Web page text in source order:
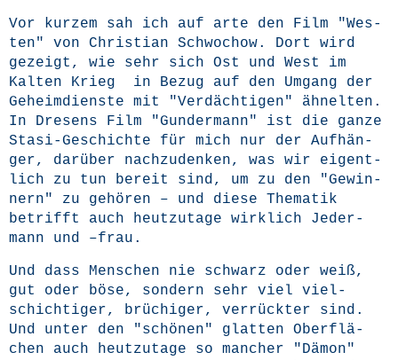
Vor kur­zem sah ich auf arte den Film "Wes­
ten" von Chris­ti­an Schwo­chow. Dort wird
gezeigt, wie sehr sich Ost und West im
Kal­ten Krieg in Bezug auf den Umgang der
Geheim­diens­te mit "Ver­däch­ti­gen" ähnel­ten.
In Dre­sens Film "Gun­der­mann" ist die gan­ze
Sta­si-Geschich­te für mich nur der Auf­hän­
ger, dar­über nach­zu­den­ken, was wir eigent­
lich zu tun bereit sind, um zu den "Gewin­
nern" zu gehö­ren – und die­se The­ma­tik
betrifft auch heut­zu­ta­ge wirk­lich Jeder­
mann und –frau.
Und dass Men­schen nie schwarz oder weiß,
gut oder böse, son­dern sehr viel viel­
schich­ti­ger, brü­chi­ger, ver­rück­ter sind.
Und unter den "schö­nen" glat­ten Ober­flä­
chen auch heut­zu­ta­ge so man­cher "Dämon"